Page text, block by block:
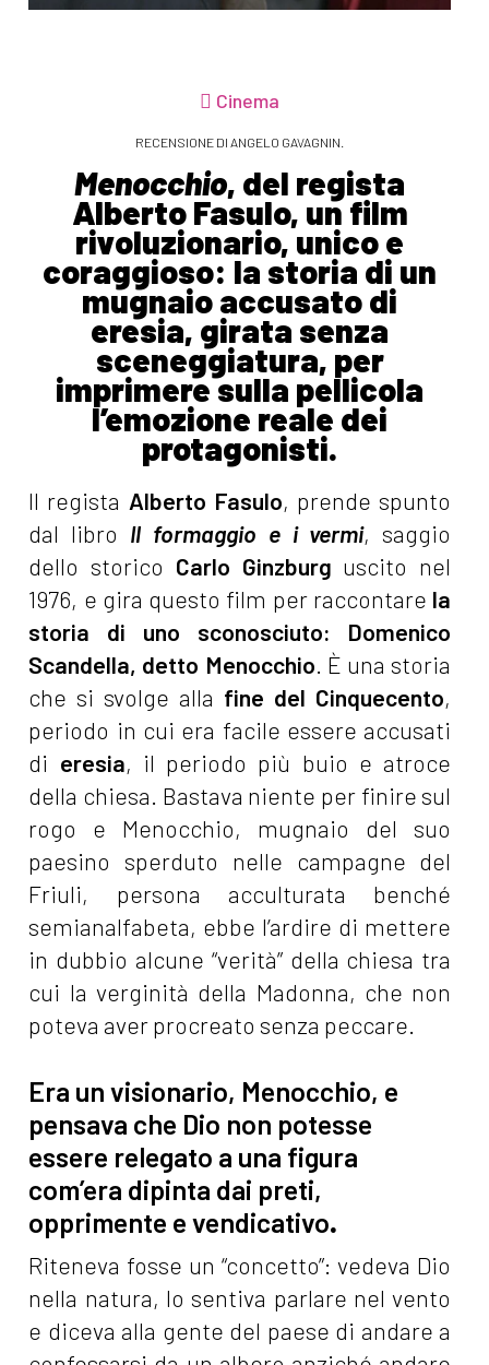
Cinema
RECENSIONE DI ANGELO GAVAGNIN.
Menocchio, del regista
Alberto Fasulo, un film
rivoluzionario, unico e
coraggioso: la storia di un
mugnaio accusato di
eresia, girata senza
sceneggiatura, per
imprimere sulla pellicola
l’emozione reale dei
protagonisti.
Il regista Alberto Fasulo, prende spunto
dal libro Il formaggio e i vermi, saggio
dello storico Carlo Ginzburg uscito nel
1976, e gira questo film per raccontare la
storia di uno sconosciuto: Domenico
Scandella, detto Menocchio. È una storia
che si svolge alla fine del Cinquecento,
periodo in cui era facile essere accusati
di eresia, il periodo più buio e atroce
della chiesa. Bastava niente per finire sul
rogo e Menocchio, mugnaio del suo
paesino sperduto nelle campagne del
Friuli, persona acculturata benché
semianalfabeta, ebbe l’ardire di mettere
in dubbio alcune “verità” della chiesa tra
cui la verginità della Madonna, che non
poteva aver procreato senza peccare.
Era un visionario, Menocchio, e
pensava che Dio non potesse
essere relegato a una figura
com’era dipinta dai preti,
opprimente e vendicativo.
Riteneva fosse un “concetto”: vedeva Dio
nella natura, lo sentiva parlare nel vento
e diceva alla gente del paese di andare a